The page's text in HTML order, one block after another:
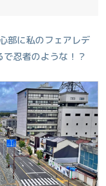
部に私のフェアレデ
忍者のような！？